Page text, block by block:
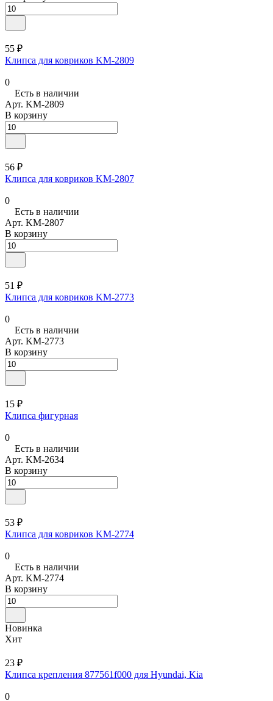
55 ₽
Клипса для ковриков KM-2809
0
Есть в наличии
Арт. KM-2809
В корзину
56 ₽
Клипса для ковриков KM-2807
0
Есть в наличии
Арт. KM-2807
В корзину
51 ₽
Клипса для ковриков KM-2773
0
Есть в наличии
Арт. KM-2773
В корзину
15 ₽
Клипса фигурная
0
Есть в наличии
Арт. KM-2634
В корзину
53 ₽
Клипса для ковриков KM-2774
0
Есть в наличии
Арт. KM-2774
В корзину
Новинка
Хит
23 ₽
Клипса крепления 877561f000 для Hyundai, Kia
0